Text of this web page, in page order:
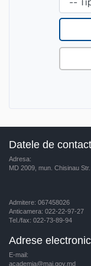
Datele de contact
Adresa:
MD 2009, mun. Chisinau
Admitere: 067458026
Anticamera: 022-22-97-27
Tel./fax: 022-73-89-94
Adrese
E-mail:
academia@mai.gov.md